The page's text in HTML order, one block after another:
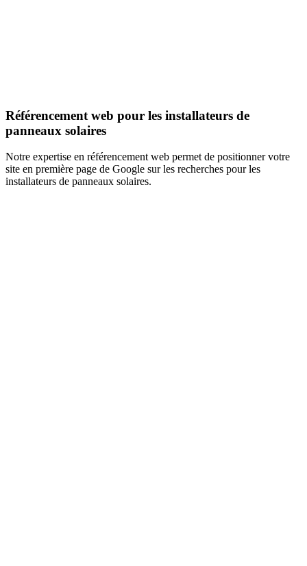
Référencement web pour les installateurs de
panneaux solaires
Notre expertise en référencement web permet de positionner votre
site en première page de Google sur les recherches pour les
installateurs de panneaux solaires.